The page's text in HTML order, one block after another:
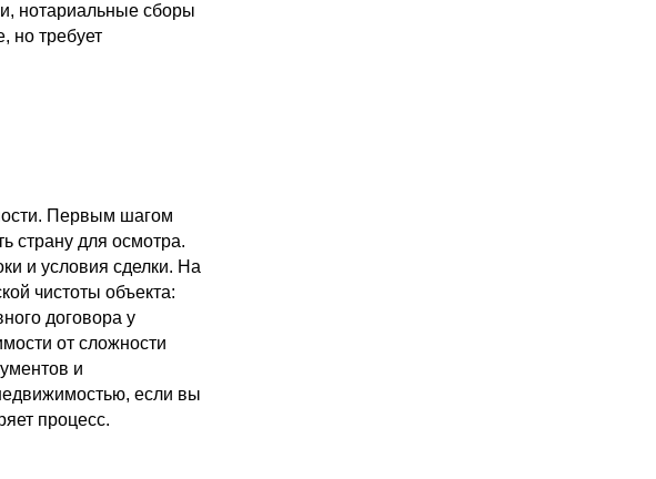
нотариальные сборы
но требует
Первым шагом
страну для осмотра.
и условия сделки. На
чистоты объекта:
договора у
от сложности
и
если вы
процесс.